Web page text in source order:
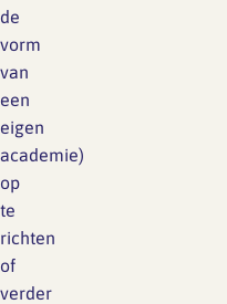
de
vorm
van
een
eigen
academie)
op
te
richten
of
verder